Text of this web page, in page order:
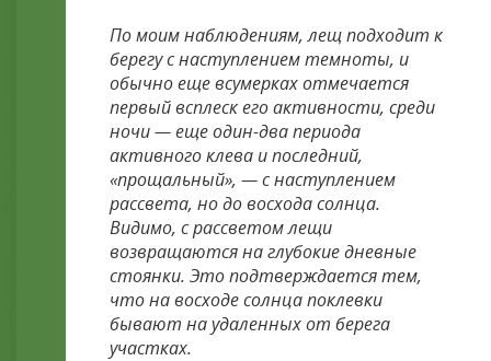
По моим наблюдениям, лещ подходит к
берегу с наступлением темноты, и
обычно еще всумерках отмечается
первый всплеск его активности, среди
ночи — еще один-два периода
активного клева и последний,
«прощальный», — с наступлением
рассвета, но до восхода солнца.
Видимо, с рассветом лещи
возвращаются на глубокие дневные
стоянки. Это подтверждается тем,
что на восходе солнца поклевки
бывают на удаленных от берега
участках.